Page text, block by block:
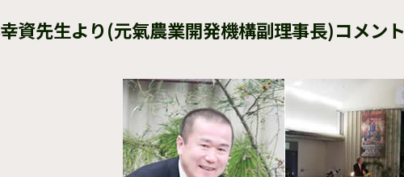
資先生より(元氣農業開発機構副理事長)コメント